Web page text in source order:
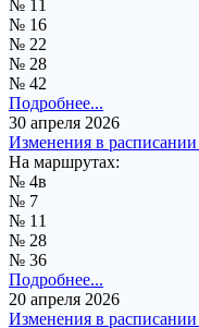
№ 11
№ 16
№ 22
№ 28
№ 42
Подробнее...
30 апреля 2026
Изменения в
На маршрутах:
№ 4в
№ 7
№ 11
№ 28
№ 36
Подробнее...
20 апреля 2026
Изменения в